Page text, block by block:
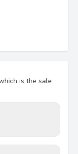
is the sale